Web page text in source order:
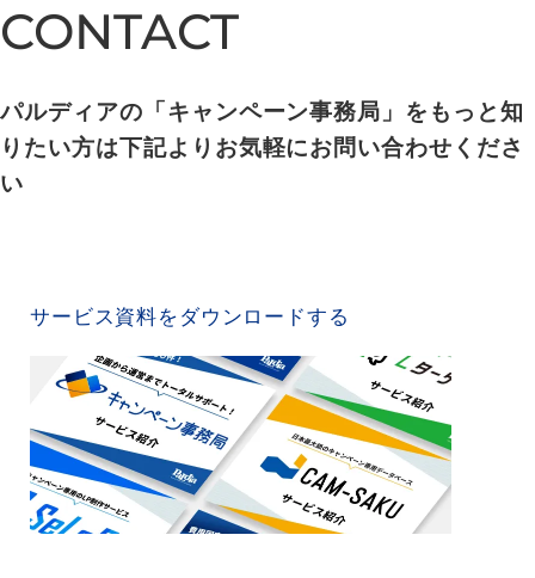
CONTACT
CONTACT
パルディアの「キャンペーン事務局」をもっと知
りたい方は下記よりお気軽にお問い合わせくださ
い
サービス資料をダウンロードする